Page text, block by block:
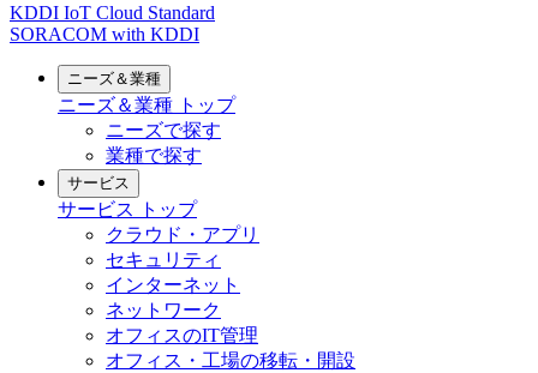
KDDI IoT Cloud Standard
SORACOM with KDDI
ニーズ＆業種
ニーズ＆業種 トップ
ニーズで探す
業種で探す
サービス
サービス
トップ
クラウド・アプリ
セキュリティ
インターネット
ネットワーク
オフィスのIT管理
オフィス・工場の移転・開設